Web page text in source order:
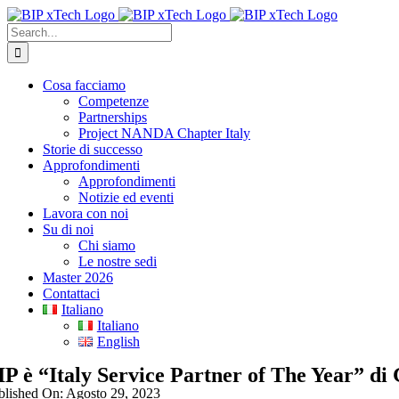
Skip
to
content
Search
for:
Cosa facciamo
Competenze
Partnerships
Project NANDA Chapter Italy
Storie di successo
Approfondimenti
Approfondimenti
Notizie ed eventi
Lavora con noi
Su di noi
Chi siamo
Le nostre sedi
Master 2026
Contattaci
Italiano
Italiano
English
è “Italy Service Partner of The Year” di
On: Agosto 29, 2023